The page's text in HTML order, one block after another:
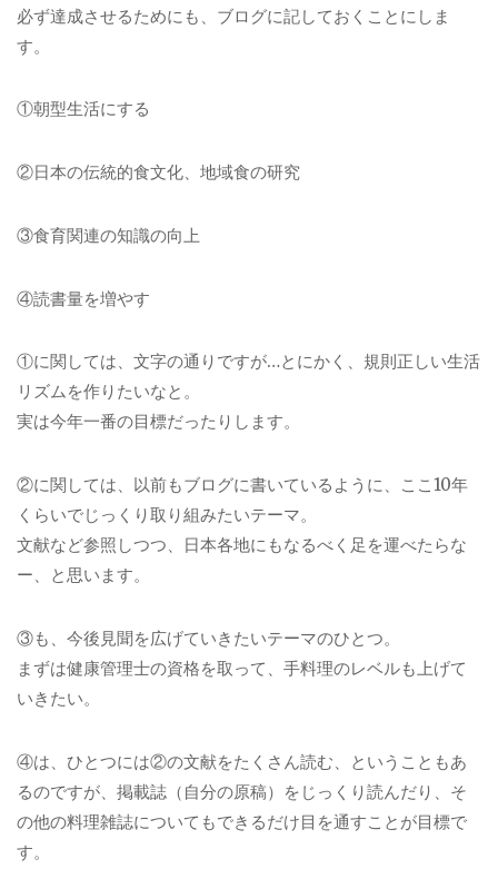
必ず達成させるためにも、ブログに記しておくことにしま
す。
①朝型生活にする
②日本の伝統的食文化、地域食の研究
③食育関連の知識の向上
④読書量を増やす
①に関しては、文字の通りですが…とにかく、規則正しい生活
リズムを作りたいなと。
実は今年一番の目標だったりします。
②に関しては、以前もブログに書いているように、ここ10年
くらいでじっくり取り組みたいテーマ。
文献など参照しつつ、日本各地にもなるべく足を運べたらな
ー、と思います。
③も、今後見聞を広げていきたいテーマのひとつ。
まずは健康管理士の資格を取って、手料理のレベルも上げて
いきたい。
④は、ひとつには②の文献をたくさん読む、ということもあ
るのですが、掲載誌（自分の原稿）をじっくり読んだり、そ
の他の料理雑誌についてもできるだけ目を通すことが目標で
す。